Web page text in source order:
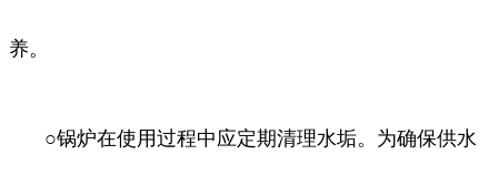
养。
○锅炉在使用过程中应定期清理水垢。为确保供水